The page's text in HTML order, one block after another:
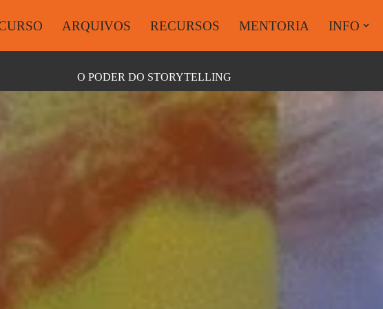
ARQUIVOS RECURSOS MENTORIA INFO
O PODER DO STORYTELLING